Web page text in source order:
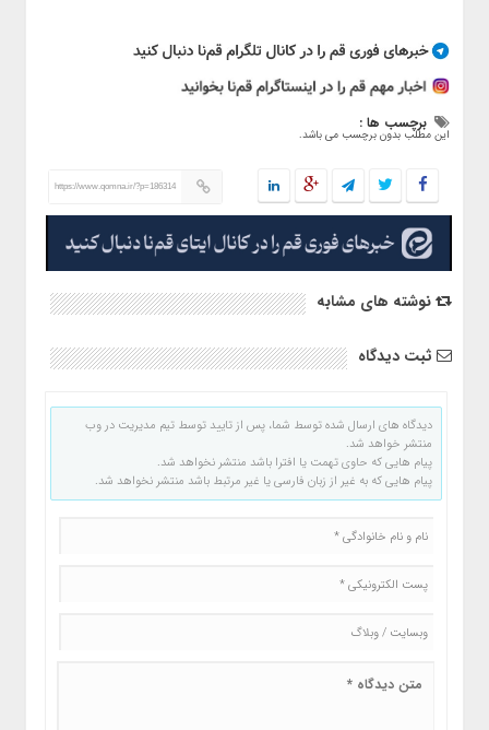
برچسب ها :
این مطلب بدون برچسب می باشد.
https://www.qomna.ir/?p=186314
نوشته های مشابه
ثبت دیدگاه
دیدگاه های ارسال شده توسط شما، پس از تایید توسط تیم مدیریت در وب
منتشر خواهد شد.
پیام هایی که حاوی تهمت یا افترا باشد منتشر نخواهد شد.
پیام هایی که به غیر از زبان فارسی یا غیر مرتبط باشد منتشر نخواهد شد.